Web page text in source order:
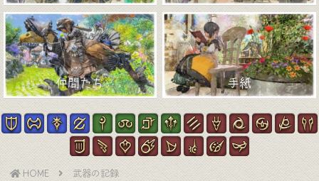
仲間たち 手紙
HOME 武器の記録